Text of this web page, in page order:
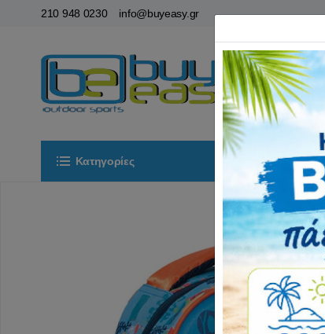
210 948 0230 info@buyeasy.gr
Κατηγορίες Αρχική